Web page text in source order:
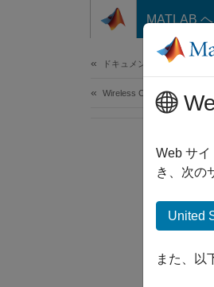
コンテンツへスキップ
MATLAB
ドキュメンテーションのホー
Wireless Communications
Web サ
き、次の
United
また、以